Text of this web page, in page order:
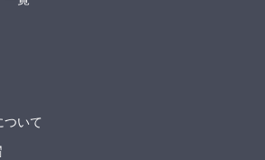
いて